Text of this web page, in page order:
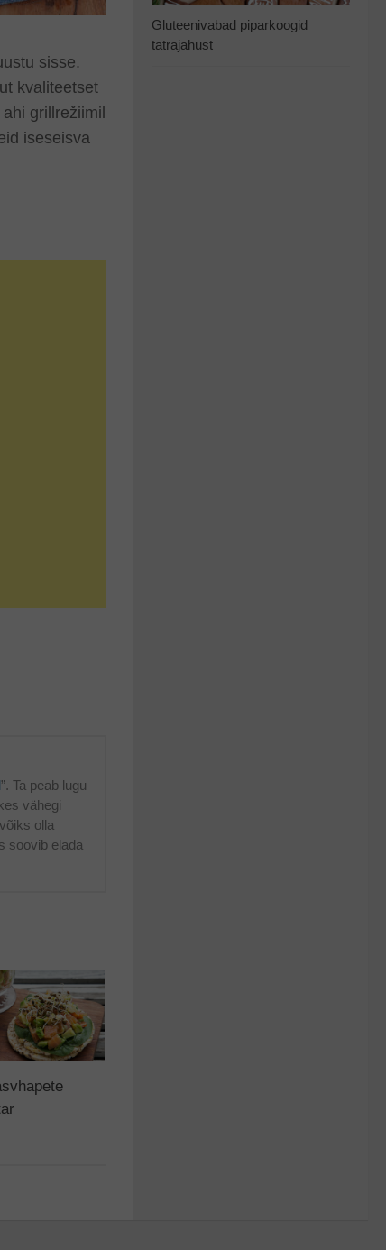
sisse.
kvaliteetset
grillrežiimil
iseseisva
”. Ta peab lugu
vähegi
olla
soovib elada
Gluteenivabad piparkoogid
tatrajahust